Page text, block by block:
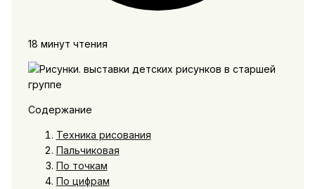
18 минут чтения
Содержание
Техника рисования
Пальчиковая
По точкам
По цифрам